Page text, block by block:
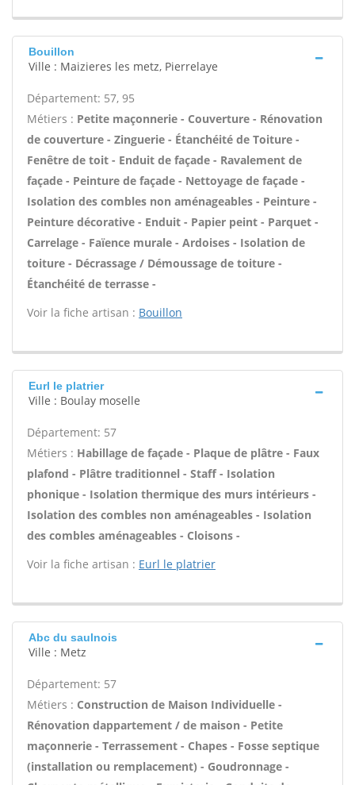
Bouillon
Ville : Maizieres les metz, Pierrelaye
Département: 57, 95
Métiers : Petite maçonnerie - Couverture - Rénovation
de couverture - Zinguerie - Étanchéité de Toiture -
Fenêtre de toit - Enduit de façade - Ravalement de
façade - Peinture de façade - Nettoyage de façade -
Isolation des combles non aménageables - Peinture -
Peinture décorative - Enduit - Papier peint - Parquet -
Carrelage - Faïence murale - Ardoises - Isolation de
toiture - Décrassage / Démoussage de toiture -
Étanchéité de terrasse -
Voir la fiche artisan : Bouillon
Eurl le platrier
Ville : Boulay moselle
Département: 57
Métiers : Habillage de façade - Plaque de plâtre - Faux
plafond - Plâtre traditionnel - Staff - Isolation
phonique - Isolation thermique des murs intérieurs -
Isolation des combles non aménageables - Isolation
des combles aménageables - Cloisons -
Voir la fiche artisan : Eurl le platrier
Abc du saulnois
Ville : Metz
Département: 57
Métiers : Construction de Maison Individuelle -
Rénovation dappartement / de maison - Petite
maçonnerie - Terrassement - Chapes - Fosse septique
(installation ou remplacement) - Goudronnage -